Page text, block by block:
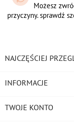
Możesz
przyczyny. sprawdź
NAJCZĘŚCIEJ
INFORMACJE
TWOJE KONTO